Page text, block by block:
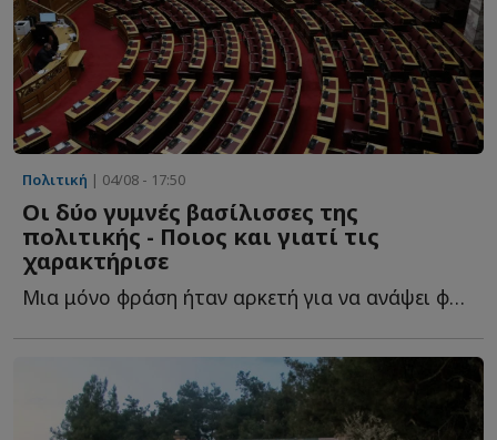
Πολιτική | 04/08 - 17:50
Οι δύο γυμνές βασίλισσες της
πολιτικής - Ποιος και γιατί τις
χαρακτήρισε
Μια μόνο φράση ήταν αρκετή για να ανάψει φωτιές στην π...